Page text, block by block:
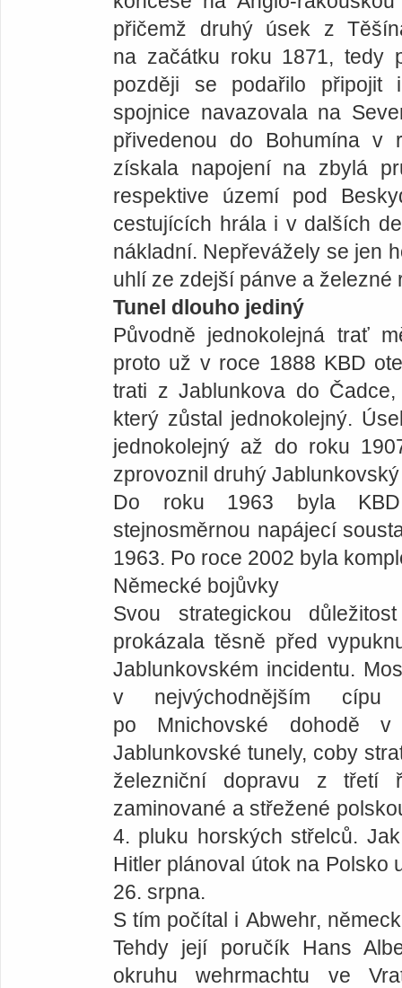
přičemž druhý úsek z
na začátku roku 1871, ­tedy
později se podařilo připojit
spojnice navazovala na
přivedenou do Bohumína
získala napojení na zbylá
respektive území pod
cestujících hrála i v dalších
nákladní. Nepřevážely se jen
uhlí ze zdejší pánve a železné
Tunel dlouho jediný
Původně jednokolejná trať
proto už v roce 1888 KBD
trati z Jablunkova do
který zůstal jednokolejný.
jednokolejný až do roku
zprovoznil druhý
Do roku 1963 byla KBD
stejnosměrnou napájecí
1963. Po roce 2002 byla
Německé bojůvky
Svou strategickou
prokázala těsně před
Jablunkovském incidentu.
v nejvýchodnějším
po Mnichovské dohodě
Jablunkovské tunely, coby
železniční dopravu z třetí
zaminované a střežené
4. pluku horských střelců.
Hitler plánoval útok na Polsko
26. srpna.
S tím počítal i Abwehr,
Tehdy její poručík Hans
okruhu wehrmachtu ve